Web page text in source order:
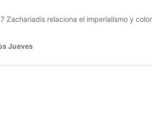
Zachariadis relaciona el imperialismo y
Jueves